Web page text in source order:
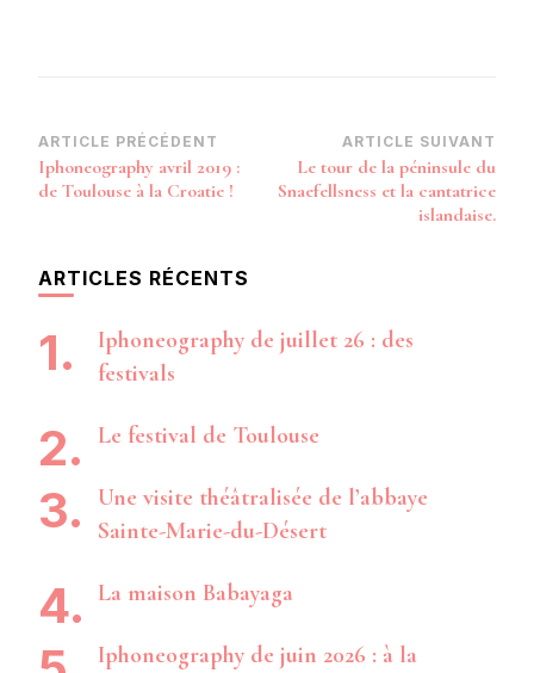
Navigation
d’article
ARTICLE PRÉCÉDENT
Iphoneography avril 2019 :
de Toulouse à la Croatie !
ARTICLE SUIVANT
Le tour de la péninsule du
Snaefellsness et la cantatrice
islandaise.
ARTICLES RÉCENTS
Iphoneography de juillet 26 : des
festivals
Le festival de Toulouse
Une visite théâtralisée de l’abbaye
Sainte-Marie-du-Désert
La maison Babayaga
Iphoneography de juin 2026 : à la